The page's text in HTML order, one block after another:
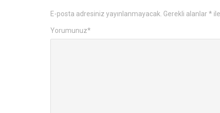
E-posta adresiniz yayınlanmayacak. Gerekli alanlar*
Yorumunuz*